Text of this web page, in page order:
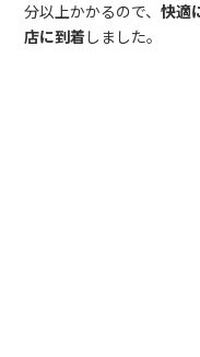
分以上かかるので、快適
店に到着しました。